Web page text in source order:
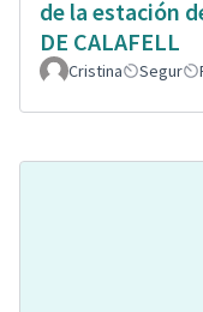
de la estación
DE CALAFELL
Cristina Segur